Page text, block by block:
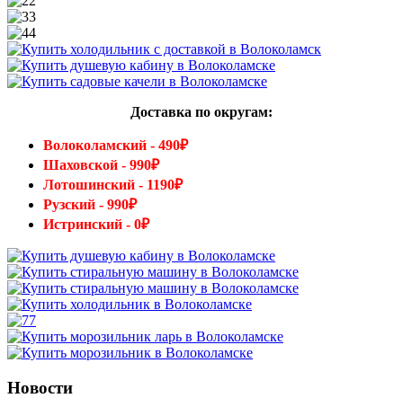
Доставка по округам:
Волоколамский - 490₽
Шаховской - 990₽
Лотошинский - 1190₽
Рузский - 990₽
Истринский - 0₽
Новости